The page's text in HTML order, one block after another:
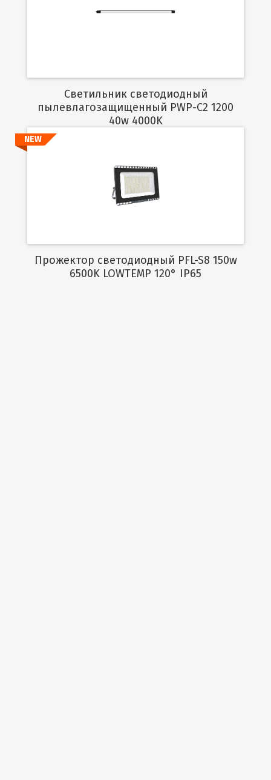
Светильник светодиодный
пылевлагозащищенный PWP-C2 1200
40w 4000K
Подробнее
NEW
Прожектор светодиодный PFL-S8 150w
6500K LOWTEMP 120° IP65